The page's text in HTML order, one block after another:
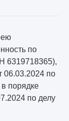
по
6319718365),
06.03.2024 по
порядке
по делу